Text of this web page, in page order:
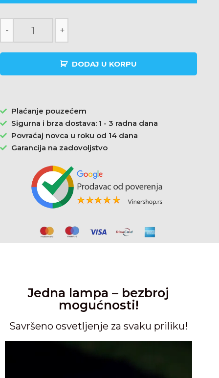
- +
DODAJ U KORPU
Plaćanje pouzećem
Sigurna i brza dostava: 1 - 3 radna dana
Povraćaj novca u roku od 14 dana
Garancija na zadovoljstvo
Jedna lampa – bezbroj
mogućnosti!
Savršeno osvetljenje za svaku priliku!